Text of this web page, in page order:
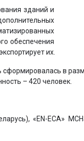
зданий и
обеспечения
их.
в
– 420 человек.
«EN-ECA»